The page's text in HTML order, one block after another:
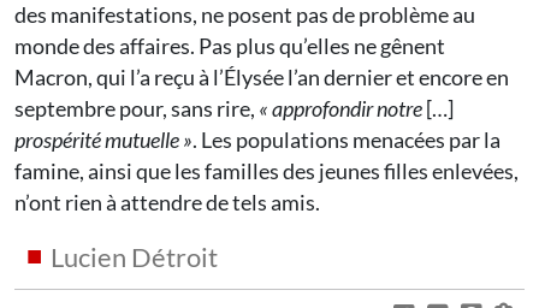
des manifestations, ne posent pas de problème au
monde des affaires. Pas plus qu’elles ne gênent
Macron, qui l’a reçu à l’Élysée l’an dernier et encore en
septembre pour, sans rire, « approfondir notre[…]
prospérité mutuelle ». Les populations menacées par la
famine, ainsi que les familles des jeunes filles enlevées,
n’ont rien à attendre de tels amis.
Lucien Détroit